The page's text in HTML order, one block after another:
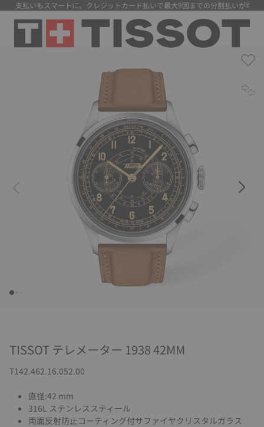
支払いもスマートに。クレジットカード払いで最大9回までの分割払いが可能に
TISSOT テレメーター 1938 42MM
T142.462.16.052.00
直径:42 mm
316L ステンレススティール
両面反射防止コーティング付サファイヤクリスタルガラス